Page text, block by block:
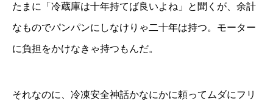
たまに「冷蔵庫は十年持てば良いよね」と聞くが、余計
なものでパンパンにしなけりゃ二十年は持つ。モーター
に負担をかけなきゃ持つもんだ。
それなのに、冷凍安全神話かなにかに頼ってムダにフリ